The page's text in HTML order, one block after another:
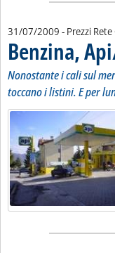
31/07/2009 - Prezzi
Benzina,
Nonostante i cali sul
toccano i listini. E per
Lista allegati